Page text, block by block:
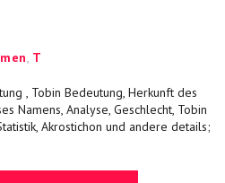
, T
, Tobin Bedeutung, Herkunft des
Namens, Analyse, Geschlecht, Tobin
Akrostichon und andere details;